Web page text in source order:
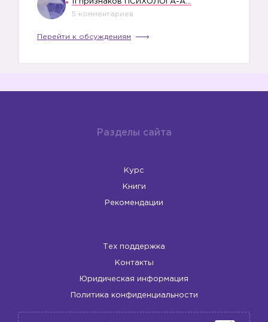
5 комментариев
Перейти к обсуждениям
Разделы сайта
Курс
Книги
Рекомендации
Тех поддержка
Контакты
Юридическая информация
Политика конфиденциальности